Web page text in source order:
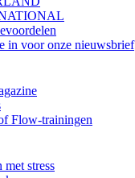
in voor onze nieuwsbrief
Flow-trainingen
met stress